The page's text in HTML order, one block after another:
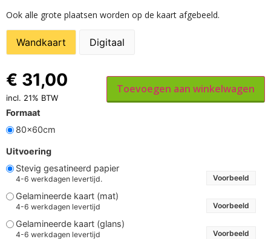
Ook alle grote plaatsen worden op de kaart afgebeeld.
Wandkaart Digitaal
Formaat
80x60cm
Uitvoering
Stevig gesatineerd papier
4-6 werkdagen levertijd. Voorbeeld
Gelamineerde kaart (mat)
4-6 werkdagen levertijd Voorbeeld
Gelamineerde kaart (glans)
4-6 werkdagen levertijd Voorbeeld
€ 31,00
incl. 21% BTW
Toevoegen aan winkelwagen